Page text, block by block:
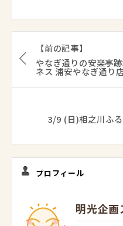
【前の記事】
やなぎ通りの安楽亭
ネス 浦安やなぎ通り
3/9 (日)相之川ふ
プロフィール
明光企画